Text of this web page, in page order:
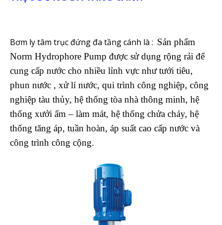
Bơm ly tâm trục đứng đa tầng cánh là : Sản phẩm
Norm Hydrophore Pump được sử dụng rộng rải để
cung cấp nước cho nhiều lỉnh vực như tưới tiêu,
phun nước , xử lí nước, qui trình công nghiệp, công
nghiệp tàu thủy, hệ thống tòa nhà thông minh, hệ
thống xưởi ấm – làm mát, hệ thống chửa cháy, hệ
thống tăng áp, tuần hoàn, áp suất cao cấp nước và
công trình công cộng.